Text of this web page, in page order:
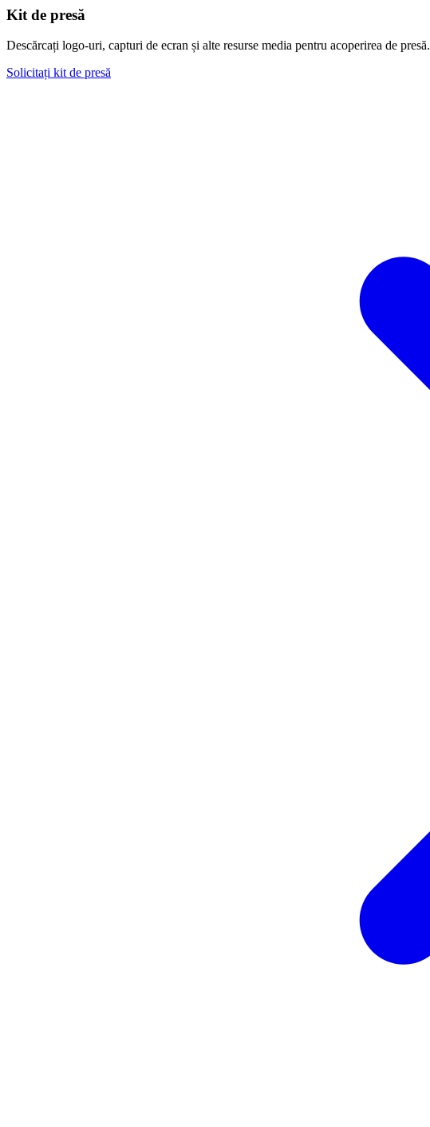
Kit de presă
Descărcați logo-uri, capturi de ecran și alte resurse media pentru acoperirea de presă.
Solicitați kit de presă